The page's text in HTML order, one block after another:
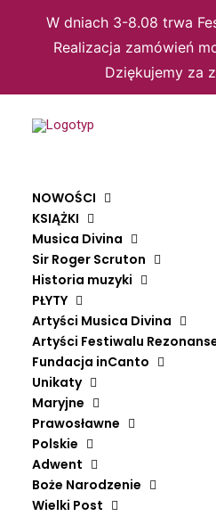
W dniach 3-8.08 trwa
Realizacja zamówień
Dziękujemy za
NOWOŚCI
KSIĄŻKI
Musica Divina
Sir Roger Scruton
Historia muzyki
PŁYTY
Artyści Musica Divina
Artyści Festiwalu
Fundacja inCanto
Unikaty
Maryjne
Prawosławne
Polskie
Adwent
Boże Narodzenie
Wielki Post
5 SIERPNIA 2022 |
"To dzieło
tak
gustach